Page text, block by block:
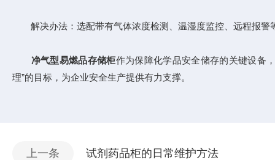
解决办法：选配带有气体浓度检测、温湿度监控、远程报警
净气型易燃品存储柜作为保障化学品安全储存的关键设备
理”的目标，为企业安全生产提供有力支撑。
上一条 试剂药品柜的日常维护方法